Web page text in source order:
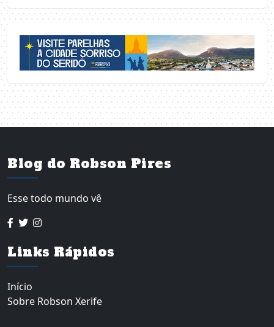
Blog do Robson Pires
Esse todo mundo vê
Links Rápidos
Início
Sobre Robson Xerife